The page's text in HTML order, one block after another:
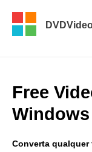
Free
Windows
Converta qualquer